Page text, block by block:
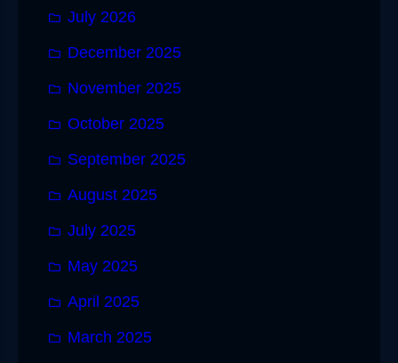
July 2026
December 2025
November 2025
October 2025
September 2025
August 2025
July 2025
May 2025
April 2025
March 2025